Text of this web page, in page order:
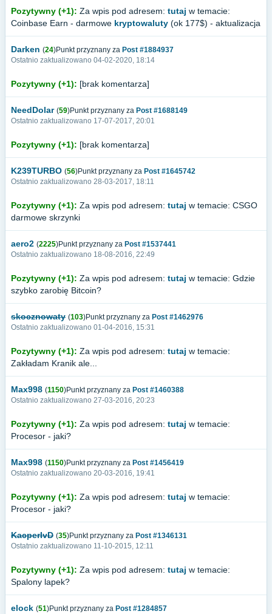
Pozytywny (+1): Za wpis pod adresem: tutaj w temacie:
Coinbase Earn - darmowe kryptowaluty (ok 177$) - aktualizacja
Darken (24)Punkt przyznany za Post #1884937
Ostatnio zaktualizowano 04-02-2020, 18:14
Pozytywny (+1): [brak komentarza]
NeedDolar (59)Punkt przyznany za Post #1688149
Ostatnio zaktualizowano 17-07-2017, 20:01
Pozytywny (+1): [brak komentarza]
K239TURBO (56)Punkt przyznany za Post #1645742
Ostatnio zaktualizowano 28-03-2017, 18:11
Pozytywny (+1): Za wpis pod adresem: tutaj w temacie: CSGO
darmowe skrzynki
aero2 (2225)Punkt przyznany za Post #1537441
Ostatnio zaktualizowano 18-08-2016, 22:49
Pozytywny (+1): Za wpis pod adresem: tutaj w temacie: Gdzie
szybko zarobię Bitcoin?
skocznowaty (103)Punkt przyznany za Post #1462976
Ostatnio zaktualizowano 01-04-2016, 15:31
Pozytywny (+1): Za wpis pod adresem: tutaj w temacie:
Zakładam Kranik ale...
Max998 (1150)Punkt przyznany za Post #1460388
Ostatnio zaktualizowano 27-03-2016, 20:23
Pozytywny (+1): Za wpis pod adresem: tutaj w temacie:
Procesor - jaki?
Max998 (1150)Punkt przyznany za Post #1456419
Ostatnio zaktualizowano 20-03-2016, 19:41
Pozytywny (+1): Za wpis pod adresem: tutaj w temacie:
Procesor - jaki?
KacperIvD (35)Punkt przyznany za Post #1346131
Ostatnio zaktualizowano 11-10-2015, 12:11
Pozytywny (+1): Za wpis pod adresem: tutaj w temacie:
Spalony lapek?
elock (51)Punkt przyznany za Post #1284857